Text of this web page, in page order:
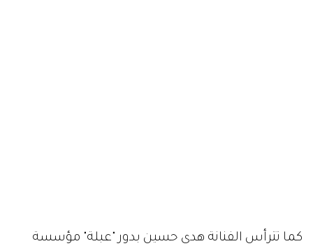
كما تترأس الفنانة هدى حسين بدور "عبلة" مؤسسة